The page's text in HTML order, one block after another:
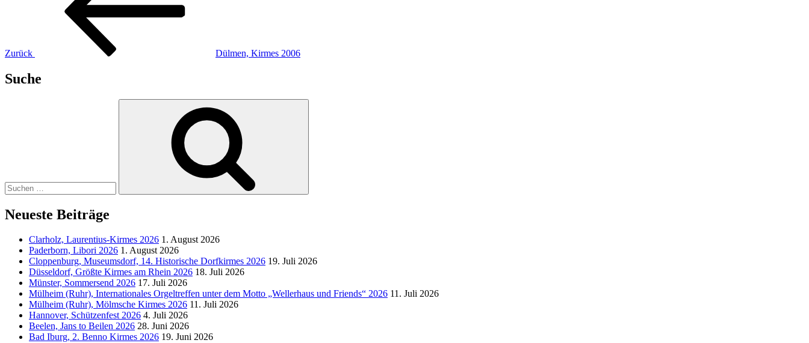
Zurück Dülmen, Kirmes 2006
Suche
Neueste Beiträge
Clarholz, Laurentius-Kirmes 2026 1. August 2026
Paderborn, Libori 2026 1. August 2026
Cloppenburg, Museumsdorf, 14. Historische Dorfkirmes 2026 19. Juli 2026
Düsseldorf, Größte Kirmes am Rhein 2026 18. Juli 2026
Münster, Sommersend 2026 17. Juli 2026
Mülheim (Ruhr), Internationales Orgeltreffen unter dem Motto „Wellerhaus und Friends“ 2026 11. Juli 2026
Mülheim (Ruhr), Mölmsche Kirmes 2026 11. Juli 2026
Hannover, Schützenfest 2026 4. Juli 2026
Beelen, Jans to Beilen 2026 28. Juni 2026
Bad Iburg, 2. Benno Kirmes 2026 19. Juni 2026